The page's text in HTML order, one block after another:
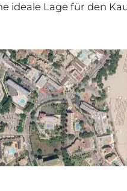
ideale Lage für den